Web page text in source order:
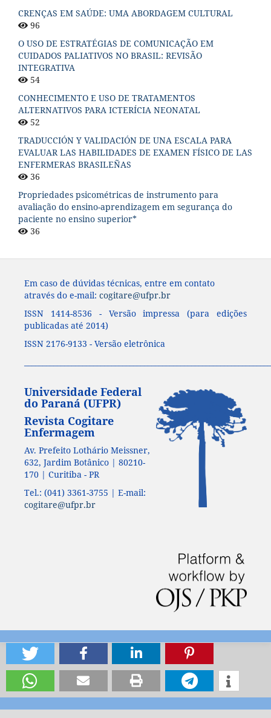
CRENÇAS EM SAÚDE: UMA ABORDAGEM CULTURAL
96
O USO DE ESTRATÉGIAS DE COMUNICAÇÃO EM
CUIDADOS PALIATIVOS NO BRASIL: REVISÃO
INTEGRATIVA
54
CONHECIMENTO E USO DE TRATAMENTOS
ALTERNATIVOS PARA ICTERÍCIA NEONATAL
52
TRADUCCIÓN Y VALIDACIÓN DE UNA ESCALA PARA
EVALUAR LAS HABILIDADES DE EXAMEN FÍSICO DE LAS
ENFERMERAS BRASILEÑAS
36
Propriedades psicométricas de instrumento para
avaliação do ensino-aprendizagem em segurança do
paciente no ensino superior*
36
Em caso de dúvidas técnicas, entre em contato
através do e-mail: cogitare@ufpr.br
ISSN 1414-8536 - Versão impressa (para edições
publicadas até 2014)
ISSN 2176-9133 - Versão eletrônica
Universidade Federal
do Paraná (UFPR)
Revista Cogitare
Enfermagem
Av. Prefeito Lothário Meissner,
632, Jardim Botânico | 80210-
170 | Curitiba - PR
Tel.: (041) 3361-3755 | E-mail:
cogitare@ufpr.br